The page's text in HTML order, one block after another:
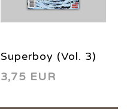
Superboy (Vol. 3)
13 1995
3,75 EUR